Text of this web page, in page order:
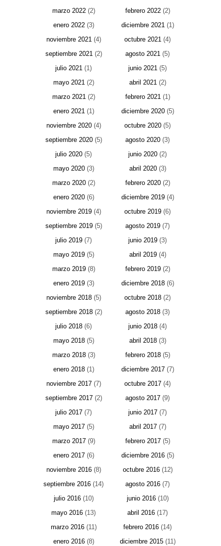
marzo 2022(2) febrero 2022(2)
enero 2022(3) diciembre 2021(1)
noviembre 2021(4) octubre 2021 (4)
septiembre 2021(2) agosto 2021 (5)
julio 2021 (1) junio 2021 (5)
mayo 2021(2) abril 2021(2)
marzo 2021(2) febrero 2021(1)
enero 2021(1) diciembre 2020(5)
noviembre 2020(4) octubre 2020 (5)
septiembre 2020(5) agosto 2020 (3)
julio 2020 (5) junio 2020 (2)
mayo 2020(3) abril 2020(3)
marzo 2020(2) febrero 2020(2)
enero 2020(6) diciembre 2019(4)
noviembre 2019(4) octubre 2019 (6)
septiembre 2019(5) agosto 2019 (7)
julio 2019 (7) junio 2019 (3)
mayo 2019(5) abril 2019(4)
marzo 2019(8) febrero 2019(2)
enero 2019(3) diciembre 2018(6)
noviembre 2018(5) octubre 2018 (2)
septiembre 2018(2) agosto 2018 (3)
julio 2018 (6) junio 2018 (4)
mayo 2018(5) abril 2018(3)
marzo 2018(3) febrero 2018(5)
enero 2018(1) diciembre 2017(7)
noviembre 2017(7) octubre 2017 (4)
septiembre 2017(2) agosto 2017 (9)
julio 2017 (7) junio 2017 (7)
mayo 2017(5) abril 2017(7)
marzo 2017(9) febrero 2017(5)
enero 2017(6) diciembre 2016(5)
noviembre 2016(8) octubre 2016(12)
septiembre 2016 (14) agosto 2016 (7)
julio 2016(10) junio 2016(10)
mayo 2016 (13) abril 2016 (17)
marzo 2016(11) febrero 2016 (14)
enero 2016(8) diciembre 2015(11)